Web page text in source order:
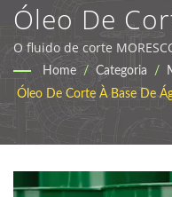
Óleo De
Água
Fluidos De
Premium E
O fluido de corte
propriedades de
Lubrificantes Industriais
Home / Categoria /
Óleo De Corte À Base De